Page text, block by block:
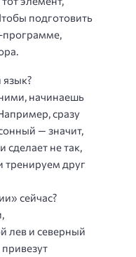
подготовить
программе,
начинаешь
сразу
— значит,
сделает не так,
тренируем друг
сейчас?
лев и северный